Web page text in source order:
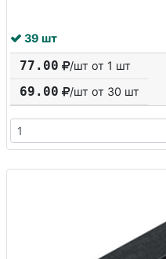
39 шт
77.00 /шт от 1 шт
69.00 /шт от 30 шт